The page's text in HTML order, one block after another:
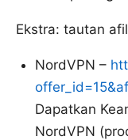
Ekstra: tautan
NordVPN –
Dapatkan
NordVPN